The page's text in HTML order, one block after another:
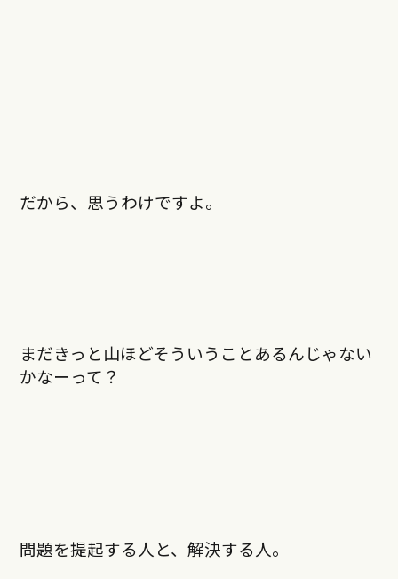
だから、思うわけですよ。
まだきっと山ほどそういうことあるんじゃない
かなーって？
問題を提起する人と、解決する人。